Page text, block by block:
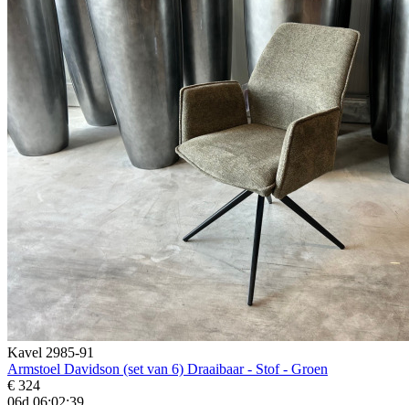
Kavel 2985-91
Armstoel Davidson (set van 6) Draaibaar - Stof - Groen
€ 324
06d 06:02:37